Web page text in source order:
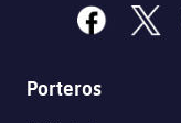
facebook
x
Porteros